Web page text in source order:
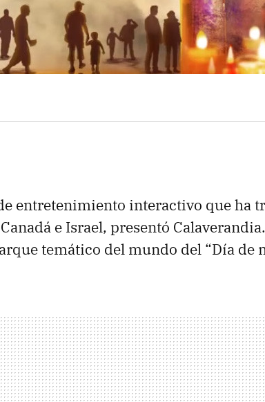
entretenimiento interactivo que ha
e Israel, presentó
temático del mundo del “Día de